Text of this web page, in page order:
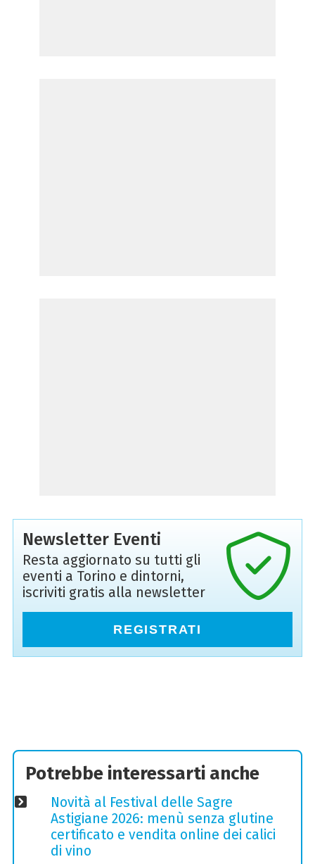
Newsletter Eventi
Resta aggiornato su tutti gli
eventi a Torino e dintorni,
iscriviti gratis alla newsletter
REGISTRATI
Potrebbe interessarti anche
Novità al Festival delle Sagre
Astigiane 2026: menù senza glutine
certificato e vendita online dei calici
di vino